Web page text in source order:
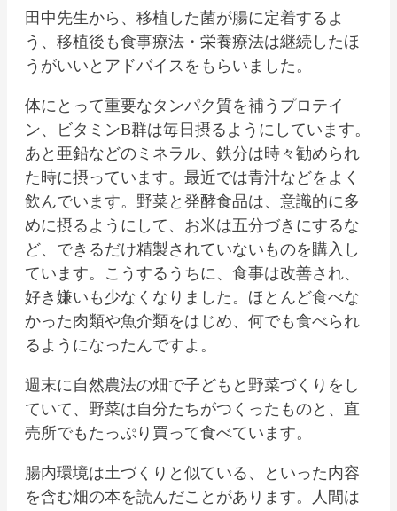
田中先生から、移植した菌が腸に定着するよ
う、移植後も食事療法・栄養療法は継続したほ
うがいいとアドバイスをもらいました。
体にとって重要なタンパク質を補うプロテイ
ン、ビタミンB群は毎日摂るようにしています。
あと亜鉛などのミネラル、鉄分は時々勧められ
た時に摂っています。最近では青汁などをよく
飲んでいます。野菜と発酵食品は、意識的に多
めに摂るようにして、お米は五分づきにするな
ど、できるだけ精製されていないものを購入し
ています。こうするうちに、食事は改善され、
好き嫌いも少なくなりました。ほとんど食べな
かった肉類や魚介類をはじめ、何でも食べられ
るようになったんですよ。
週末に自然農法の畑で子どもと野菜づくりをし
ていて、野菜は自分たちがつくったものと、直
売所でもたっぷり買って食べています。
腸内環境は土づくりと似ている、といった内容
を含む畑の本を読んだことがあります。人間は